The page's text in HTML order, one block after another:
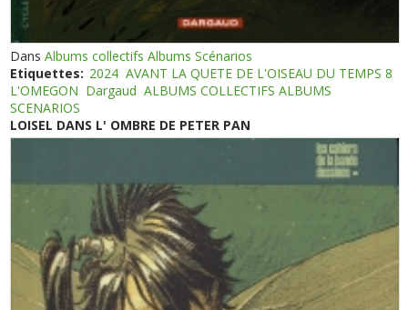
DansAlbums collectifs Albums Scénarios
Etiquettes: 2024 AVANT LA QUETE DE L'OISEAU DU TEMPS 8
L'OMEGON Dargaud ALBUMS COLLECTIFS ALBUMS
SCENARIOS
LOISEL DANS L' OMBRE DE PETER PAN